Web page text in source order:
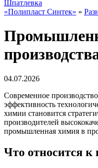
Шпатлевка
«Полипласт Синтек» »
04.07.2026
Современное
эффективность
химии становится
производителей
промышленная химия в
Что относится